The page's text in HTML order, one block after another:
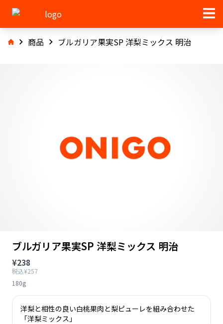
商品 ブルガリア果実SP 洋梨ミックス 明治
ブルガリア果実SP 洋梨ミックス 明治
¥238
税込¥257
180g
洋梨と相性の良い白桃果肉と梨ピューレを組み合わせた
「洋梨ミックス」